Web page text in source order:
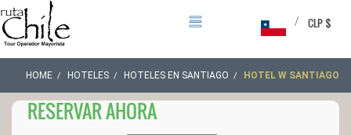
CLP $
/
HOME HOTELES HOTELES EN SANTIAGO HOTEL W SANTIAGO
RESERVAR AHORA